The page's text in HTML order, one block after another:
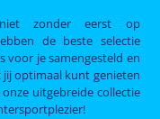
zonder eerst op
de beste selectie
voor je samengesteld en
jij optimaal kunt genieten
uitgebreide collectie